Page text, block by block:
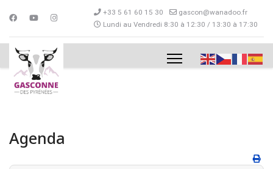
+33 5 61 60 15 30
gascon@wanadoo.fr
Lundi au Vendredi 8:30 à 12:30 / 13:30 à 17:30
Agenda